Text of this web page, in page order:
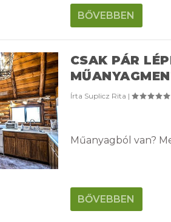
BŐVEBBEN
CSAK PÁR
Írta Suplicz Rita |
Műanyagból van?
BŐVEBBEN